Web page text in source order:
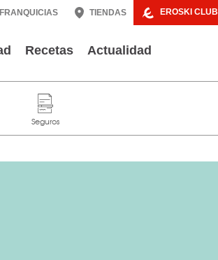
EROSKI CLUB
FRANQUICIAS TIENDAS
Recetas Actualidad